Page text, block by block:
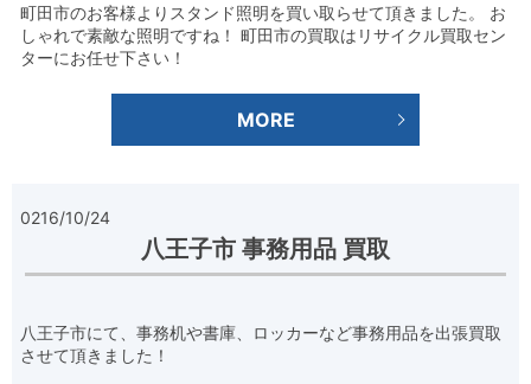
町田市のお客様よりスタンド照明を買い取らせて頂きました。 お
しゃれで素敵な照明ですね！ 町田市の買取はリサイクル買取セン
ターにお任せ下さい！
MORE
0216/10/24
八王子市 事務用品 買取
八王子市にて、事務机や書庫、ロッカーなど事務用品を出張買取
させて頂きました！